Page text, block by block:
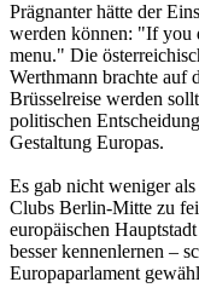
Prägnanter hätte der
werden können: "If you
menu." Die
Werthmann brachte auf
Brüsselreise werden
politischen
Gestaltung Europas.
Es gab nicht weniger
Clubs Berlin-Mitte zu
europäischen
besser kennenlernen –
Europaparlament